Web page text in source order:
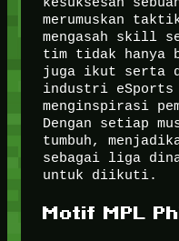
merumuskan
mengasah skill
tim tidak hanya
juga ikut serta
industri
menginspirasi
Dengan setiap
tumbuh,
sebagai liga
untuk diikuti.
Motif MPL